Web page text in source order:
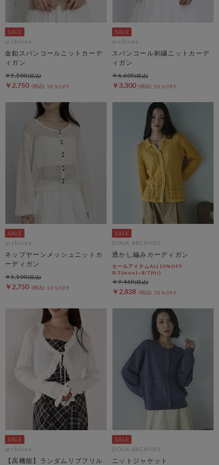
archives
金釦スパンコールニットカーデ
ィガン
￥2,750 50％OFF
￥5,500
archives
スパンコール刺繍ニットカーデ
ィガン
￥3,300 50％OFF
￥6,600
archives
ネップヤーンメッシュニットカ
ーディガン
￥2,750 50％OFF
￥5,500
DOUX ARCHIVES
透かし編みカーディガン
セールアイテムALL10%OFF
8/3(mon)~8/7(fri)
￥2,838 70％OFF
￥9,460
archives
【高機能】ランダムリブフリル
DOUX ARCHIVES
ニットジャケット